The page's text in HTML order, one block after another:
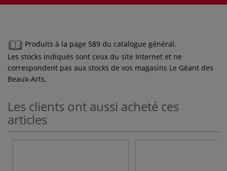
Produits à la page 589 du catalogue général.
Les stocks indiqués sont ceux du site Internet et ne
correspondent pas aux stocks de vos magasins Le Géant des
Beaux-Arts.
Les clients ont aussi acheté ces
articles